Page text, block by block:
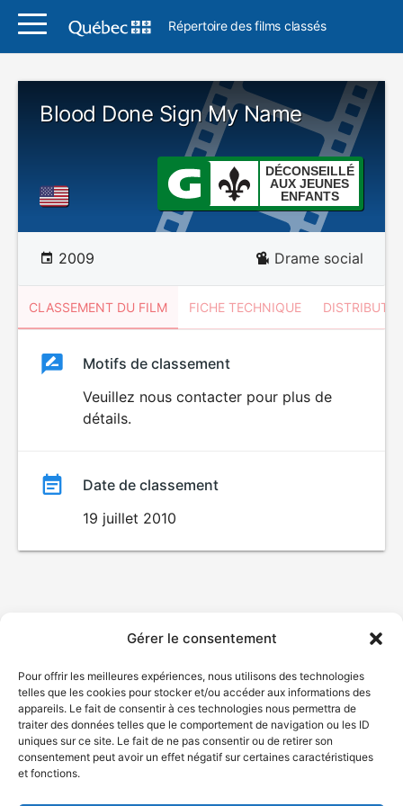
Gérer le consentement
Pour offrir les meilleures expériences, nous utilisons des technologies
telles que les cookies pour stocker et/ou accéder aux informations des
appareils. Le fait de consentir à ces technologies nous permettra de
traiter des données telles que le comportement de navigation ou les ID
uniques sur ce site. Le fait de ne pas consentir ou de retirer son
consentement peut avoir un effet négatif sur certaines caractéristiques
et fonctions.
Répertoire des films classés
Blood Done Sign My Name
DÉCONSEILLÉ
AUX JEUNES
ENFANTS
2009 Drame social
CLASSEMENT DU FILM FICHE TECHNIQUE
ClassementClassement
DÉCONSEILLÉ
Motifs de classement
Veuillez nous contacter pour plus de
détails.
Date de classement
19 juillet 2010